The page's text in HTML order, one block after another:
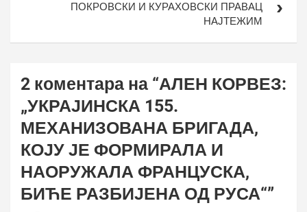
ПОКРОВСКИ И КУРАХОВСКИ ПРАВАЦ
НАЈТЕЖИМ
2 коментара на “АЛЕН КОРВЕЗ:
„УКРАЈИНСКА 155.
МЕХАНИЗОВАНА БРИГАДА,
КОЈУ ЈЕ ФОРМИРАЛА И
НАОРУЖАЛА ФРАНЦУСКА,
БИЋЕ РАЗБИЈЕНА ОД РУСА“”